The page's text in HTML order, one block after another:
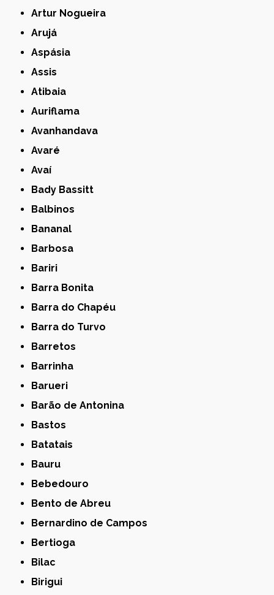
Artur Nogueira
Arujá
Aspásia
Assis
Atibaia
Auriflama
Avanhandava
Avaré
Avaí
Bady Bassitt
Balbinos
Bananal
Barbosa
Bariri
Barra Bonita
Barra do Chapéu
Barra do Turvo
Barretos
Barrinha
Barueri
Barão de Antonina
Bastos
Batatais
Bauru
Bebedouro
Bento de Abreu
Bernardino de Campos
Bertioga
Bilac
Birigui